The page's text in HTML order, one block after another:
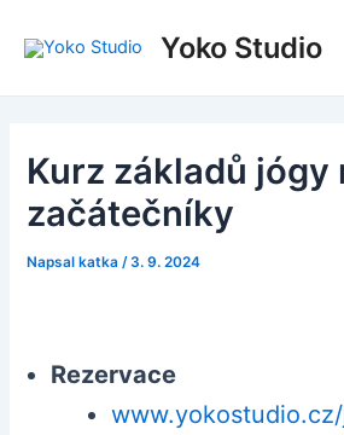
Yoko Studio
Kurz základů jógy
začátečníky
Napsalkatka /3. 9. 2024
Rezervace
navigation